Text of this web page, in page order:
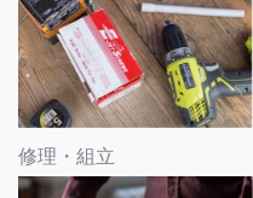
修理・組立